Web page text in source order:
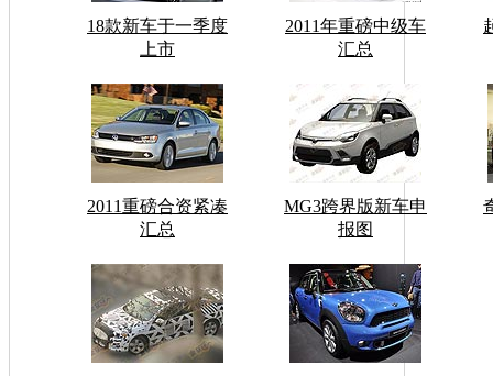
18款新车于一季度
上市
2011年重磅中级车
汇总
2011重磅合资紧凑
汇总
MG3跨界版新车申
报图